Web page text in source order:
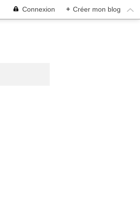
Connexion + Créer mon blog